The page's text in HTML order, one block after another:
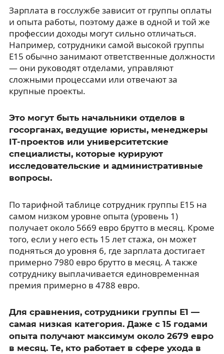
Зарплата в госслужбе зависит от группы оплаты
и опыта работы, поэтому даже в одной и той же
профессии доходы могут сильно отличаться.
Например, сотрудники самой высокой группы
E15 обычно занимают ответственные должности
— они руководят отделами, управляют
сложными процессами или отвечают за
крупные проекты.
Это могут быть начальники отделов в
госорганах, ведущие юристы, менеджеры
IT-проектов или университетские
специалисты, которые курируют
исследовательские и административные
вопросы.
По тарифной таблице сотрудник группы E15 на
самом низком уровне опыта (уровень 1)
получает около 5669 евро брутто в месяц. Кроме
того, если у него есть 15 лет стажа, он может
подняться до уровня 6, где зарплата достигает
примерно 7980 евро брутто в месяц. А также
сотруднику выплачивается единовременная
премия примерно в 4788 евро.
Для сравнения, сотрудники группы E1 —
самая низкая категория. Даже с 15 годами
опыта получают максимум около 2679 евро
в месяц. Те, кто работает в сфере ухода в